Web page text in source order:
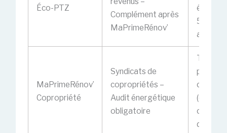
Éco-PTZ
Complément après
MaPrimeRénov’
éligibles
50
ans)
MaPrimeRénov’
Copropriété
Syndicats de
copropriétés –
Audit énergétique
obligatoire
parties
(exclut
depuis